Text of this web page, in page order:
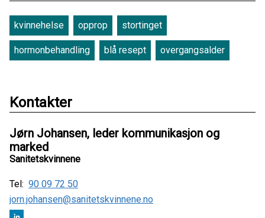
kvinnehelse opprop stortinget
hormonbehandling blå resept overgangsalder
Kontakter
Jørn Johansen, leder kommunikasjon og
marked
Sanitetskvinnene
Tel: 90 09 72 50
jorn.johansen@sanitetskvinnene.no